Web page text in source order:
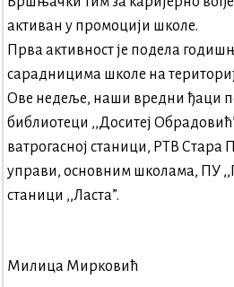
активан у промоцији школе.
Прва активност је подела
сарадницима школе на
Ове недеље, наши вредни ђаци
библиотеци ,,Доситеј
ватрогасној станици, РТВ Стара
управи, основним школама, ПУ
станици ,,Ласта”.
Милица Мирковић